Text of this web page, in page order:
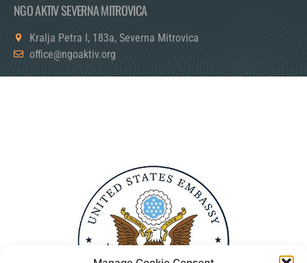
NGO AKTIV SEVERNA MITROVICA
Kralja Petra I, 183a, Severna Mitrovica
office@ngoaktiv.org